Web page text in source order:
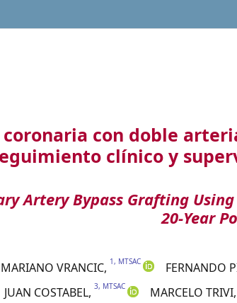
con doble
clínico y
Artery Bypass Grafting
20-Year
MARIANO VRANCIC, 1, MTSAC FERNANDO
JUAN COSTABEL, 3, MTSAC MARCELO TRIVI,